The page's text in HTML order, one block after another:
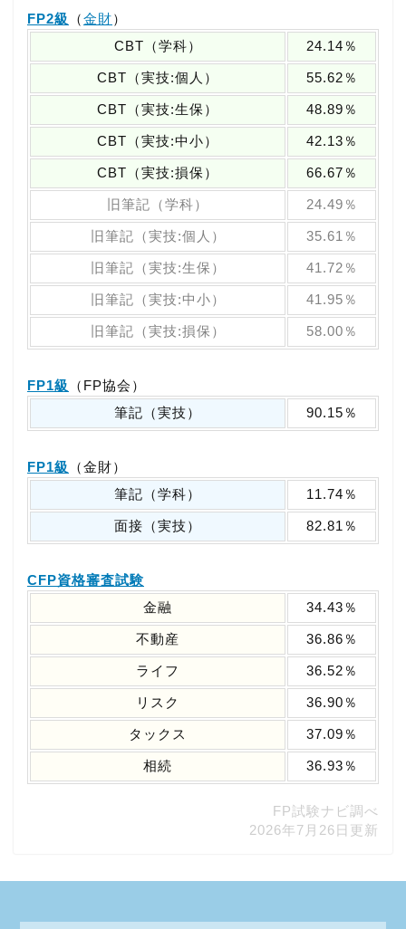
FP2級 （金財）
CBT（学科）
24.14％
CBT（実技:個人） 55.62％
CBT（実技:生保） 48.89％
CBT（実技:中小） 42.13％
CBT（実技:損保） 66.67％
旧筆記（学科） 24.49％
旧筆記（実技:個人） 35.61％
旧筆記（実技:生保） 41.72％
旧筆記（実技:中小） 41.95％
旧筆記（実技:損保） 58.00％
FP1級
（FP協会）
筆記（実技）
90.15％
FP1級
（金財）
筆記（学科）
11.74％
面接（実技） 82.81％
CFP資格審査試験
金融
34.43％
不動産 36.86％
ライフ 36.52％
リスク 36.90％
タックス 37.09％
相続 36.93％
FP試験ナビ調べ
2026年7月26日更新